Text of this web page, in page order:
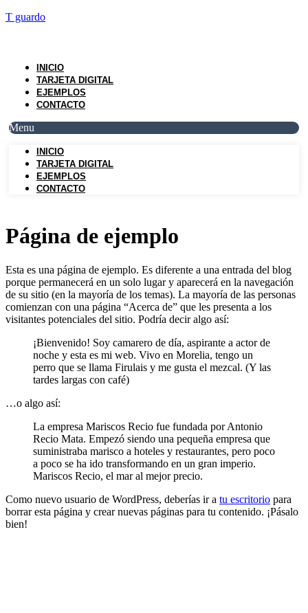
T guardo
INICIO
TARJETA DIGITAL
EJEMPLOS
CONTACTO
Menu
INICIO
TARJETA DIGITAL
EJEMPLOS
CONTACTO
Página de ejemplo
Esta es una página de ejemplo. Es diferente a una entrada del blog
porque permanecerá en un solo lugar y aparecerá en la navegación
de su sitio (en la mayoría de los temas). La mayoría de las personas
comienzan con una página “Acerca de” que les presenta a los
visitantes potenciales del sitio. Podría decir algo así:
¡Bienvenido! Soy camarero de día, aspirante a actor de
noche y esta es mi web. Vivo en Morelia, tengo un
perro que se llama Firulais y me gusta el mezcal. (Y las
tardes largas con café)
…o algo así:
La empresa Mariscos Recio fue fundada por Antonio
Recio Mata. Empezó siendo una pequeña empresa que
suministraba marisco a hoteles y restaurantes, pero poco
a poco se ha ido transformando en un gran imperio.
Mariscos Recio, el mar al mejor precio.
Como nuevo usuario de WordPress, deberías ir a tu escritorio para
borrar esta página y crear nuevas páginas para tu contenido. ¡Pásalo
bien!